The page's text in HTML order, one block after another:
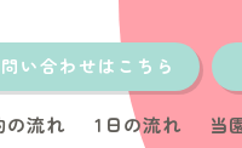
い合わせはこちら
の流れ 1日の流れ 当